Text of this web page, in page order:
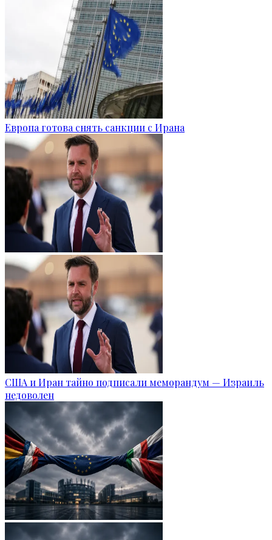
Европа готова снять санкции с Ирана
США и Иран тайно подписали меморандум — Израиль
недоволен